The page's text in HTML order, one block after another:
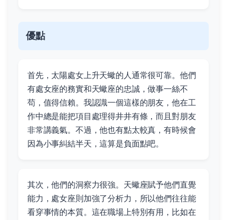
優點
首先，太陽處女上升天蠍的人通常很可靠。他們
有處女座的務實和天蠍座的忠誠，做事一絲不
苟，值得信賴。我認識一個這樣的朋友，他在工
作中總是能把項目處理得井井有條，而且對朋友
非常講義氣。不過，他也有點太較真，有時候會
因為小事糾結半天，這算是負面點吧。
其次，他們的洞察力很強。天蠍座賦予他們直覺
能力，處女座則加強了分析力，所以他們往往能
看穿事情的本質。這在職場上特別有用，比如在